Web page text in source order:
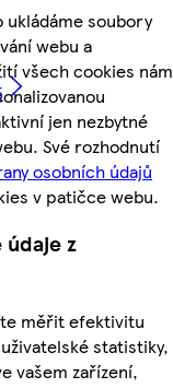
ukládáme soubory
webu a
všech cookies nám
jen nezbytné
Své rozhodnutí
osobních údajů
v patičce webu.
údaje z
měřit efektivitu
statistiky,
vašem zařízení,